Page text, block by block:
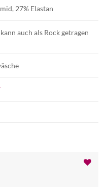
27% Elastan
auch als Rock getragen